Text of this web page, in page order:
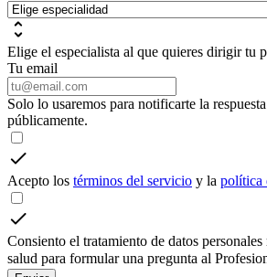
Elige el especialista al que quieres dirigir tu
Tu email
Solo lo usaremos para notificarte la
públicamente.
Acepto los términos del servicio y la política
Consiento el tratamiento de datos
salud para formular una pregunta al